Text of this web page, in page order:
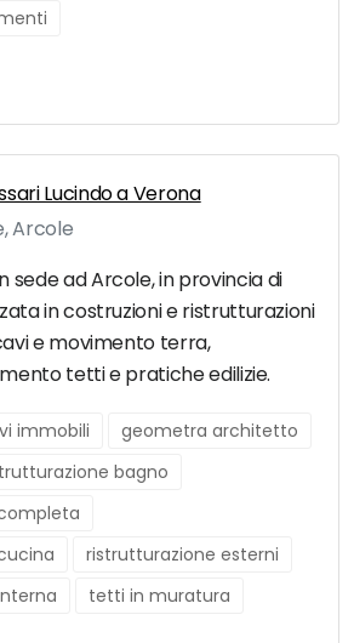
Lucindo a Verona
Arcole
sede ad Arcole, in provincia di
in costruzioni e ristrutturazioni
e movimento terra,
tetti e pratiche edilizie.
immobili
geometra architetto
bagno
ristrutturazione esterni
tetti in muratura